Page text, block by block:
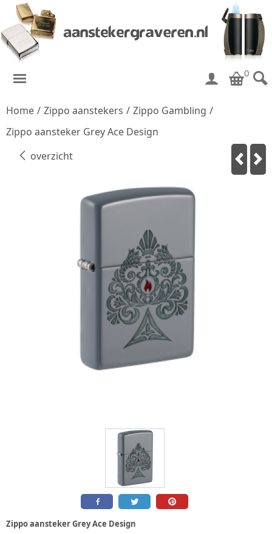
0
Home / Zippo aanstekers / Zippo Gambling /
Zippo aansteker Grey Ace Design
overzicht
Zippo aansteker Grey Ace Design